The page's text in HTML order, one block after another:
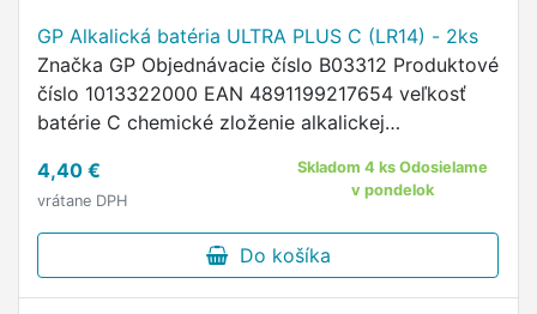
GP Alkalická batéria ULTRA PLUS C (LR14) - 2ks
Značka GP Objednávacie číslo B03312 Produktové
číslo 1013322000 EAN 4891199217654 veľkosť
batérie C chemické zloženie alkalickej
nabíjania nie kapacita neuvádza sa …
4,40 €
vrátane DPH
Skladom 4 ks Odosielame
v pondelok
Do košíka